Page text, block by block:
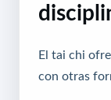
El tai chi
con otras